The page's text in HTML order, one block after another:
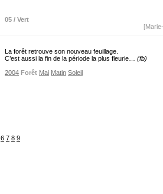
05 / Vert
La forêt retrouve son nouveau feuillage.
C’est aussi la fin de la période la plus fleurie… (fb)
2004 Forêt Mai Matin Soleil
6 7 8 9